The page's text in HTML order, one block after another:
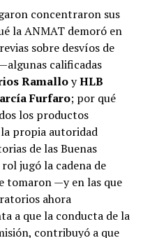
con fecha de
libertarias se debaten
de la mejor manera.
concentraron sus
la ANMAT demoró en
sobre desvíos de
calificadas
RamalloyHLB
Furfaro; por qué
los productos
propia autoridad
de las Buenas
jugó la cadena de
tomaron —y en las que
ahora
a que la conducta de la
contribuyó a que